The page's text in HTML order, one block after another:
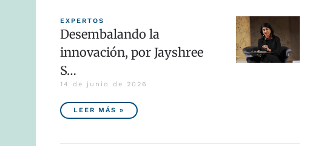
EXPERTOS
Desembalando la
innovación, por Jayshree
S…
14 de junio de 2026
LEER MÁS »